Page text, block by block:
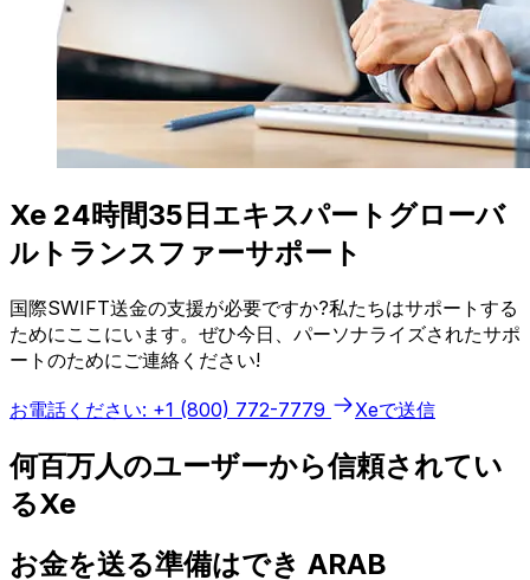
Xe 24時間35日エキスパートグローバ
ルトランスファーサポート
国際SWIFT送金の支援が必要ですか?私たちはサポートする
ためにここにいます。ぜひ今日、パーソナライズされたサポ
ートのためにご連絡ください!
お電話ください: +1 (800) 772-7779 Xeで送信
何百万人のユーザーから信頼されてい
るXe
お金を送る準備はでき ARAB